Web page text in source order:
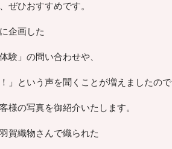
ぜひおすすめです。
企画した
験」の問い合わせや、
」という声を聞くことが増えましたので
様の写真を御紹介いたします。
賀織物さんで織られた